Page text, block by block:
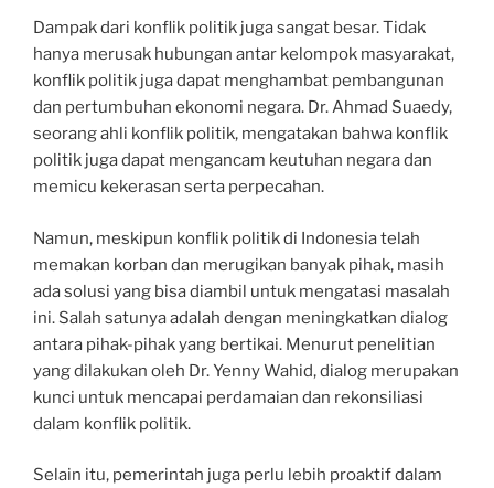
Dampak dari konflik politik juga sangat besar. Tidak
hanya merusak hubungan antar kelompok masyarakat,
konflik politik juga dapat menghambat pembangunan
dan pertumbuhan ekonomi negara. Dr. Ahmad Suaedy,
seorang ahli konflik politik, mengatakan bahwa konflik
politik juga dapat mengancam keutuhan negara dan
memicu kekerasan serta perpecahan.
Namun, meskipun konflik politik di Indonesia telah
memakan korban dan merugikan banyak pihak, masih
ada solusi yang bisa diambil untuk mengatasi masalah
ini. Salah satunya adalah dengan meningkatkan dialog
antara pihak-pihak yang bertikai. Menurut penelitian
yang dilakukan oleh Dr. Yenny Wahid, dialog merupakan
kunci untuk mencapai perdamaian dan rekonsiliasi
dalam konflik politik.
Selain itu, pemerintah juga perlu lebih proaktif dalam